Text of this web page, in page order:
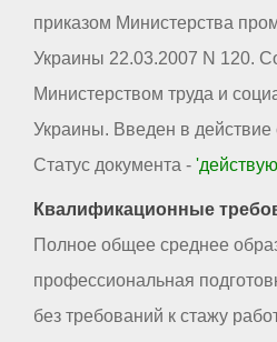
приказом Министерства
Украины 22.03.2007 N 120.
Министерством труда и
Украины. Введен в действие
Статус документа -
Квалификационные
Полное общее среднее
профессиональная
без требований к стажу